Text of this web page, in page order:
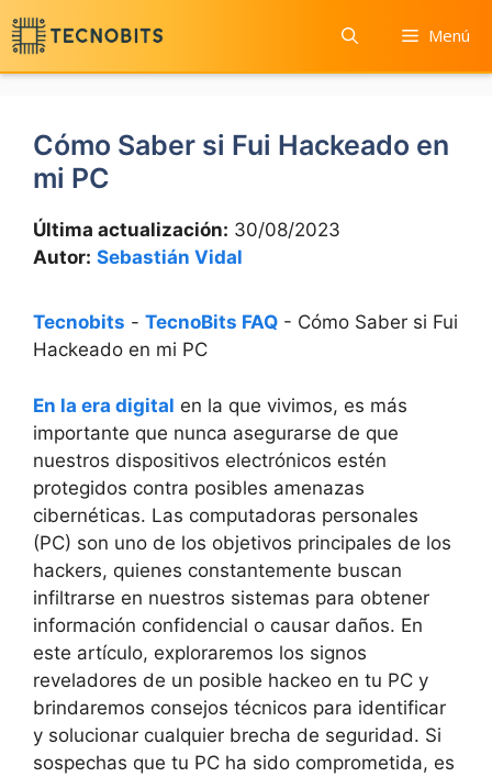
Saltar
al
contenido
Menú
Cómo Saber si Fui Hackeado en
mi PC
Última actualización: 30/08/2023
Autor: Sebastián Vidal
Tecnobits - TecnoBits FAQ - Cómo Saber si Fui
Hackeado en mi PC
En la era digital en ‌la que vivimos, es más
importante que nunca asegurarse de que
nuestros dispositivos electrónicos estén
protegidos contra posibles amenazas
cibernéticas. Las computadoras personales
⁣(PC) ⁣son uno ‍de los objetivos principales de los
hackers, ‍quienes constantemente buscan⁤
infiltrarse en nuestros sistemas para obtener
información confidencial o causar⁣ daños. En
este artículo, ‍exploraremos⁤ los signos
reveladores⁤ de un posible hackeo en ‍tu PC y
⁢brindaremos ‍consejos​ técnicos para identificar
y‌ solucionar cualquier brecha ‍de seguridad. Si
sospechas que tu⁢ PC ha sido comprometida, es